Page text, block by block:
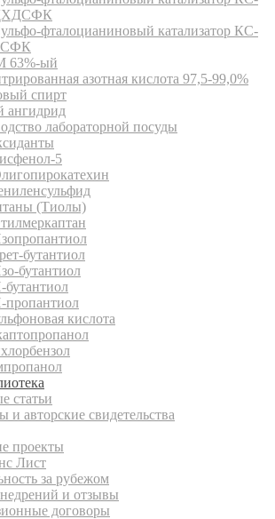
фталоцианиновый катализатор КС-
ый
азотная кислота 97,5-99,0%
спирт
ангидрид
лабораторной посуды
5
(Тиолы)
бутантиол
бутантиол
бутантиол
пропантиол
кислота
статьи
и авторские свидетельства
проекты
Лист
за рубежом
и отзывы
договоры